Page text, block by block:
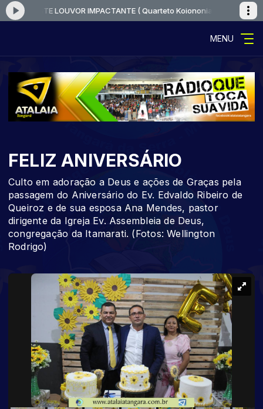
ESTE LOUVOR IMPACTANTE ( Quarteto Koiononia - A Tormenta )
MENU
FELIZ ANIVERSÁRIO
Culto em adoração a Deus e ações de Graças pela
passagem do Aniversário do Ev. Edvaldo Ribeiro de
Queiroz e de sua esposa Ana Mendes, pastor
dirigente da Igreja Ev. Assembleia de Deus,
congregação da Itamarati. (Fotos: Wellington
Rodrigo)